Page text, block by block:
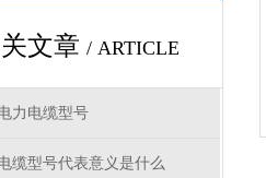
文章 / ARTICLE
力电缆型号
缆型号代表意义是什么